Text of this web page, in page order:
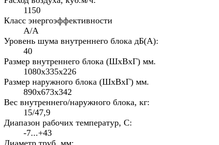
1150
Класс энергоэффективности
A/A
Уровень шума внутреннего блока дБ(А):
40
Размер внутреннего блока (ШхВхГ) мм.
1080x335x226
Размер наружного блока (ШхВхГ) мм.
890х673х342
Вес внутреннего/наружного блока, кг:
15/47,9
Диапазон рабочих температур, С:
-7...+43
Диаметр труб, мм: